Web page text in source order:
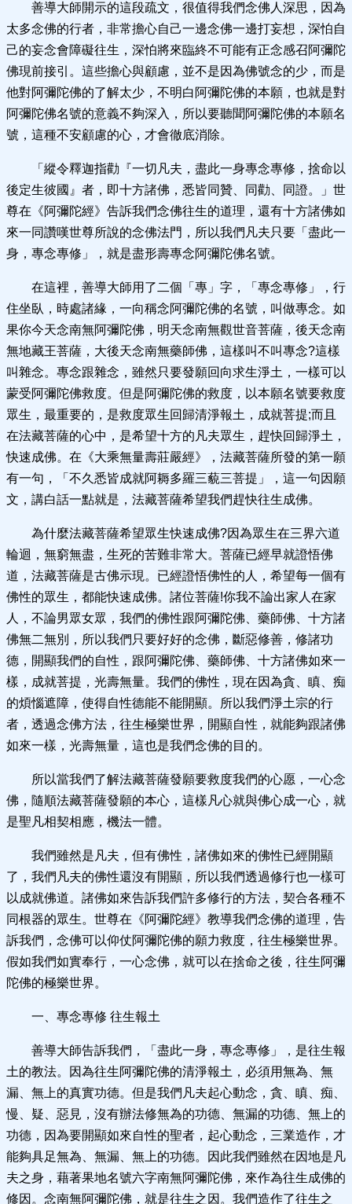
善導大師開示的這段疏文，很值得我們念佛人深思，因為
太多念佛的行者，非常擔心自己一邊念佛一邊打妄想，深怕自
己的妄念會障礙往生，深怕將來臨終不可能有正念感召阿彌陀
佛現前接引。這些擔心與顧慮，並不是因為佛號念的少，而是
他對阿彌陀佛的了解太少，不明白阿彌陀佛的本願，也就是對
阿彌陀佛名號的意義不夠深入，所以要聽聞阿彌陀佛的本願名
號，這種不安顧慮的心，才會徹底消除。
「縱令釋迦指勸『一切凡夫，盡此一身專念專修，捨命以
後定生彼國』者，即十方諸佛，悉皆同贊、同勸、同證。」世
尊在《阿彌陀經》告訴我們念佛往生的道理，還有十方諸佛如
來一同讚嘆世尊所說的念佛法門，所以我們凡夫只要「盡此一
身，專念專修」，就是盡形壽專念阿彌陀佛名號。
在這裡，善導大師用了二個「專」字，「專念專修」，行
住坐臥，時處諸緣，一向稱念阿彌陀佛的名號，叫做專念。如
果你今天念南無阿彌陀佛，明天念南無觀世音菩薩，後天念南
無地藏王菩薩，大後天念南無藥師佛，這樣叫不叫專念?這樣
叫雜念。專念跟雜念，雖然只要發願回向求生淨土，一樣可以
蒙受阿彌陀佛救度。但是阿彌陀佛的救度，以本願名號要救度
眾生，最重要的，是救度眾生回歸清淨報土，成就菩提;而且
在法藏菩薩的心中，是希望十方的凡夫眾生，趕快回歸淨土，
快速成佛。在《大乘無量壽莊嚴經》，法藏菩薩所發的第一願
有一句，「不久悉皆成就阿耨多羅三藐三菩提」，這一句因願
文，講白話一點就是，法藏菩薩希望我們趕快往生成佛。
為什麼法藏菩薩希望眾生快速成佛?因為眾生在三界六道
輪迴，無窮無盡，生死的苦難非常大。菩薩已經早就證悟佛
道，法藏菩薩是古佛示現。已經證悟佛性的人，希望每一個有
佛性的眾生，都能快速成佛。諸位菩薩!你我不論出家人在家
人，不論男眾女眾，我們的佛性跟阿彌陀佛、藥師佛、十方諸
佛無二無別，所以我們只要好好的念佛，斷惡修善，修諸功
德，開顯我們的自性，跟阿彌陀佛、藥師佛、十方諸佛如來一
樣，成就菩提，光壽無量。我們的佛性，現在因為貪、瞋、痴
的煩惱遮障，使得自性德能不能開顯。所以我們淨土宗的行
者，透過念佛方法，往生極樂世界，開顯自性，就能夠跟諸佛
如來一樣，光壽無量，這也是我們念佛的目的。
所以當我們了解法藏菩薩發願要救度我們的心愿，一心念
佛，隨順法藏菩薩發願的本心，這樣凡心就與佛心成一心，就
是聖凡相契相應，機法一體。
我們雖然是凡夫，但有佛性，諸佛如來的佛性已經開顯
了，我們凡夫的佛性還沒有開顯，所以我們透過修行也一樣可
以成就佛道。諸佛如來告訴我們許多修行的方法，契合各種不
同根器的眾生。世尊在《阿彌陀經》教導我們念佛的道理，告
訴我們，念佛可以仰仗阿彌陀佛的願力救度，往生極樂世界。
假如我們如實奉行，一心念佛，就可以在捨命之後，往生阿彌
陀佛的極樂世界。
一、專念專修 往生報土
善導大師告訴我們，「盡此一身，專念專修」，是往生報
土的教法。因為往生阿彌陀佛的清淨報土，必須用無為、無
漏、無上的真實功德。但是我們凡夫起心動念，貪、瞋、痴、
慢、疑、惡見，沒有辦法修無為的功德、無漏的功德、無上的
功德，因為要開顯如來自性的聖者，起心動念，三業造作，才
能夠具足無為、無漏、無上的功德。因此我們雖然在因地是凡
夫之身，藉著果地名號六字南無阿彌陀佛，來作為往生成佛的
修因。念南無阿彌陀佛，就是往生之因。我們造作了往生之